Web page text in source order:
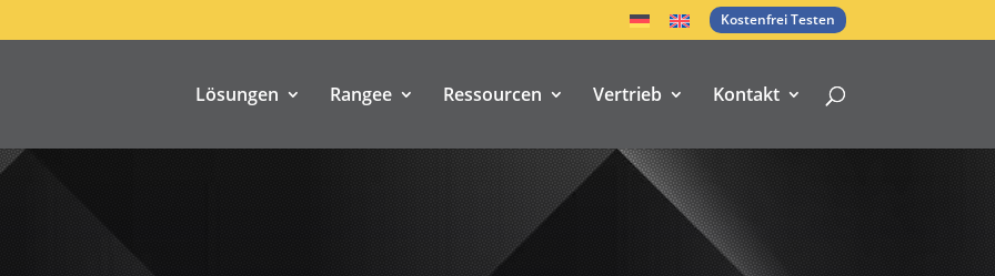
Kostenfrei Testen
Lösungen Rangee Ressourcen Vertrieb Kontakt